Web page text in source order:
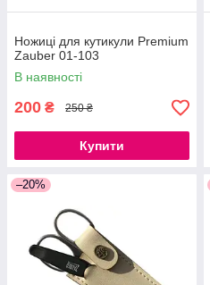
Ножиці для кутикули Premium
Zauber 01-103
В наявності
200 ₴ 250 ₴
Купити
–20%